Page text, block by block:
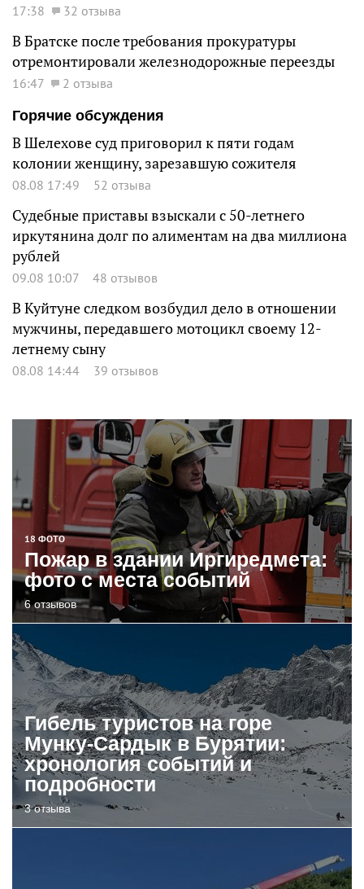
17:38 32 отзыва
В Братске после требования прокуратуры
отремонтировали железнодорожные переезды
16:47
2 отзыва
Горячие обсуждения
В Шелехове суд приговорил к пяти годам
колонии женщину, зарезавшую сожителя
08.08 17:49 52 отзыва
Судебные приставы взыскали с 50-летнего
иркутянина долг по алиментам на два миллиона
рублей
09.08 10:07 48 отзывов
В Куйтуне следком возбудил дело в отношении
мужчины, передавшего мотоцикл своему 12-
летнему сыну
08.08 14:44 39 отзывов
18 ФОТО
Пожар в здании Иргиредмета:
фото с места событий
6 отзывов
Гибель туристов на горе
Мунку-Сардык в Бурятии:
хронология событий и
подробности
3 отзыва